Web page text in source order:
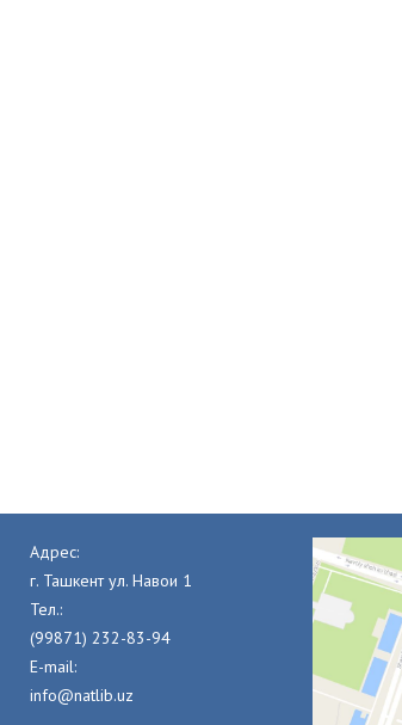
Адрес:
г. Ташкент ул. Навои 1
Тел.:
(99871) 232-83-94
E-mail:
info@natlib.uz